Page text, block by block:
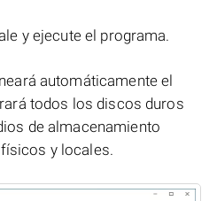
y ejecute el programa.
automáticamente el
todos los discos duros
de almacenamiento
y locales.